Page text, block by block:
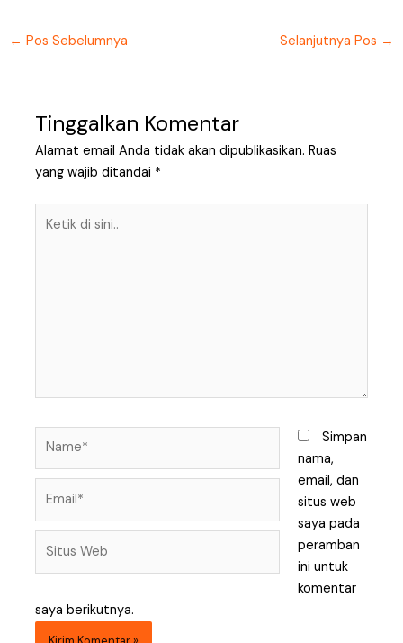
← Pos Sebelumnya Selanjutnya Pos →
Tinggalkan Komentar
Alamat email Anda tidak akan dipublikasikan. Ruas
yang wajib ditandai *
Simpan
nama,
email, dan
situs web
saya pada
peramban
ini untuk
komentar
saya berikutnya.